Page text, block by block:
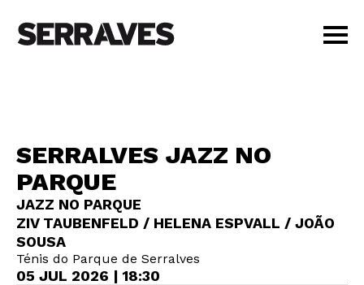
LOJA
PT | EN
BILHETES
AMIGOS
SERRALVES JAZZ NO
PARQUE
JAZZ NO PARQUE
ZIV TAUBENFELD / HELENA ESPVALL / JOÃO
SOUSA
Ténis do Parque de Serralves
05 JUL 2026 | 18:30